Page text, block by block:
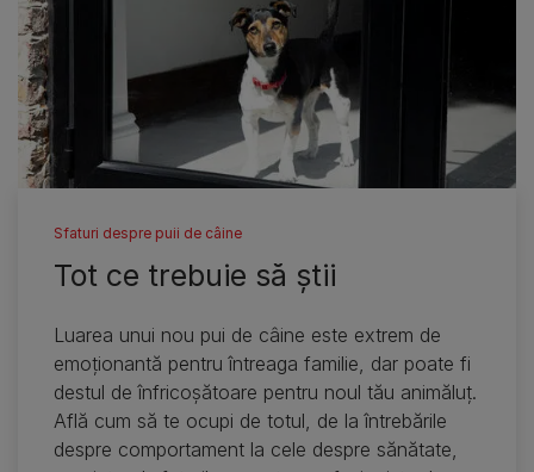
Sfaturi despre puii de câine
Tot ce trebuie să ştii
Luarea unui nou pui de câine este extrem de
emoţionantă pentru întreaga familie, dar poate fi
destul de înfricoşătoare pentru noul tău animăluţ.
Află cum să te ocupi de totul, de la întrebările
despre comportament la cele despre sănătate,